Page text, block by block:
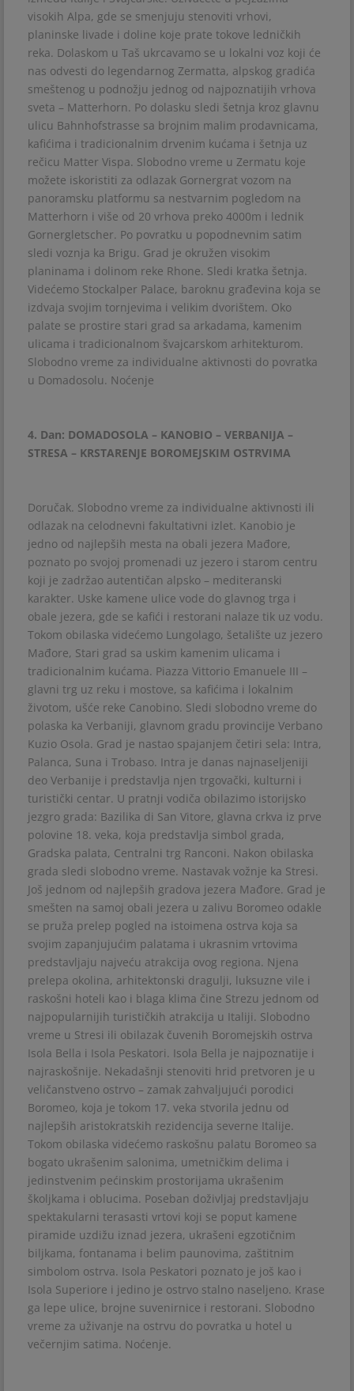
visokih Alpa, gde se smenjuju stenoviti vrhovi,
planinske livade i doline koje prate tokove ledničkih
reka. Dolaskom u Taš ukrcavamo se u lokalni voz koji će
nas odvesti do legendarnog Zermatta, alpskog gradića
smeštenog u podnožju jednog od najpoznatijih vrhova
sveta – Matterhorn. Po dolasku sledi šetnja kroz glavnu
ulicu Bahnhofstrasse sa brojnim malim prodavnicama,
kafićima i tradicionalnim drvenim kućama i šetnja uz
rečicu Matter Vispa. Slobodno vreme u Zermatu koje
možete iskoristiti za odlazak Gornergrat vozom na
panoramsku platformu sa nestvarnim pogledom na
Matterhorn i više od 20 vrhova preko 4000m i lednik
Gornergletscher. Po povratku u popodnevnim satim
sledi voznja ka Brigu. Grad je okružen visokim
planinama i dolinom reke Rhone. Sledi kratka šetnja.
Videćemo Stockalper Palace, baroknu građevina koja se
izdvaja svojim tornjevima i velikim dvorištem. Oko
palate se prostire stari grad sa arkadama, kamenim
ulicama i tradicionalnom švajcarskom arhitekturom.
Slobodno vreme za individualne aktivnosti do povratka
u Domadosolu. Noćenje
4. Dan: DOMADOSOLA – KANOBIO – VERBANIJA –
STRESA – KRSTARENJE BOROMEJSKIM OSTRVIMA
Doručak. Slobodno vreme za individualne aktivnosti ili
odlazak na celodnevni fakultativni izlet. Kanobio je
jedno od najlepših mesta na obali jezera Mađore,
poznato po svojoj promenadi uz jezero i starom centru
koji je zadržao autentičan alpsko – mediteranski
karakter. Uske kamene ulice vode do glavnog trga i
obale jezera, gde se kafići i restorani nalaze tik uz vodu.
Tokom obilaska videćemo Lungolago, šetalište uz jezero
Mađore, Stari grad sa uskim kamenim ulicama i
tradicionalnim kućama. Piazza Vittorio Emanuele III –
glavni trg uz reku i mostove, sa kafićima i lokalnim
životom, ušće reke Canobino. Sledi slobodno vreme do
polaska ka Verbaniji, glavnom gradu provincije Verbano
Kuzio Osola. Grad je nastao spajanjem četiri sela: Intra,
Palanca, Suna i Trobaso. Intra je danas najnaseljeniji
deo Verbanije i predstavlja njen trgovački, kulturni i
turistički centar. U pratnji vodiča obilazimo istorijsko
jezgro grada: Bazilika di San Vitore, glavna crkva iz prve
polovine 18. veka, koja predstavlja simbol grada,
Gradska palata, Centralni trg Ranconi. Nakon obilaska
grada sledi slobodno vreme. Nastavak vožnje ka Stresi.
Još jednom od najlepših gradova jezera Mađore. Grad je
smešten na samoj obali jezera u zalivu Boromeo odakle
se pruža prelep pogled na istoimena ostrva koja sa
svojim zapanjujućim palatama i ukrasnim vrtovima
predstavljaju najveću atrakcija ovog regiona. Njena
prelepa okolina, arhitektonski dragulji, luksuzne vile i
raskošni hoteli kao i blaga klima čine Strezu jednom od
najpopularnijih turističkih atrakcija u Italiji. Slobodno
vreme u Stresi ili obilazak čuvenih Boromejskih ostrva
Isola Bella i Isola Peskatori. Isola Bella je najpoznatije i
najraskošnije. Nekadašnji stenoviti hrid pretvoren je u
veličanstveno ostrvo – zamak zahvaljujući porodici
Boromeo, koja je tokom 17. veka stvorila jednu od
najlepših aristokratskih rezidencija severne Italije.
Tokom obilaska videćemo raskošnu palatu Boromeo sa
bogato ukrašenim salonima, umetničkim delima i
jedinstvenim pećinskim prostorijama ukrašenim
školjkama i oblucima. Poseban doživljaj predstavljaju
spektakularni terasasti vrtovi koji se poput kamene
piramide uzdižu iznad jezera, ukrašeni egzotičnim
biljkama, fontanama i belim paunovima, zaštitnim
simbolom ostrva. Isola Peskatori poznato je još kao i
Isola Superiore i jedino je ostrvo stalno naseljeno. Krase
ga lepe ulice, brojne suvenirnice i restorani. Slobodno
vreme za uživanje na ostrvu do povratka u hotel u
večernjim satima. Noćenje.